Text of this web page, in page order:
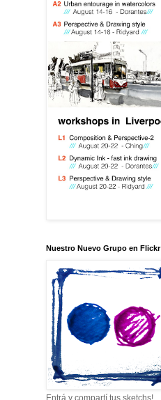
Nuestro Nuevo Grupo en Flickr